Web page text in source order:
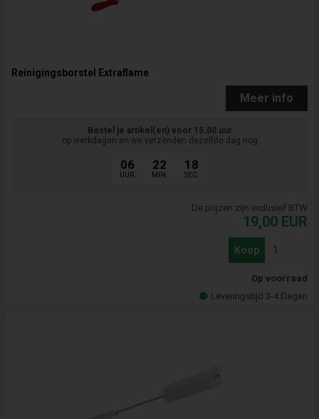
Reinigingsborstel Extraflame
Meer info
Bestel je artikel(en) voor 15.00 uur
op werkdagen en we verzenden dezelfde dag nog
06
UUR.
22
MIN.
17
SEC.
De prijzen zijn inclusief BTW
19,00 EUR
Koop
Op voorraad
Leveringstijd 3-4 Dagen